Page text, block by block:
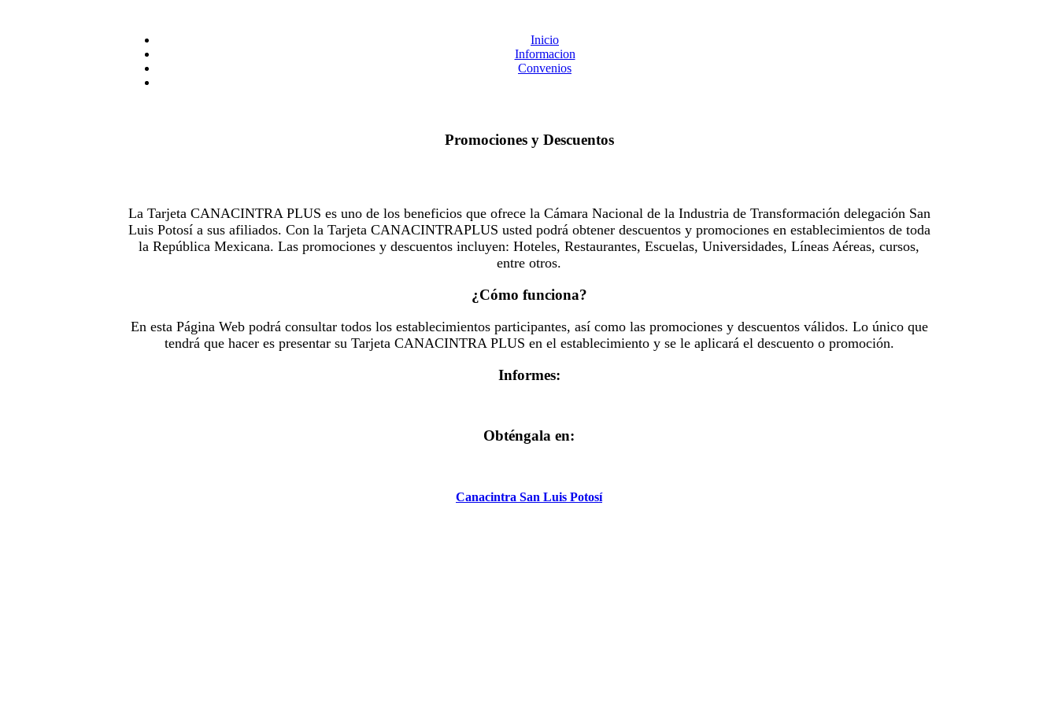
Inicio
Informacion
Convenios
Promociones y Descuentos
La Tarjeta CANACINTRA PLUS es uno de los beneficios que ofrece la Cámara Nacional de la Industria de Transformación delegación San
Luis Potosí a sus afiliados. Con la Tarjeta CANACINTRAPLUS usted podrá obtener descuentos y promociones en establecimientos de toda
la República Mexicana. Las promociones y descuentos incluyen: Hoteles, Restaurantes, Escuelas, Universidades, Líneas Aéreas, cursos,
entre otros.
¿Cómo funciona?
En esta Página Web podrá consultar todos los establecimientos participantes, así como las promociones y descuentos válidos. Lo único que
tendrá que hacer es presentar su Tarjeta CANACINTRA PLUS en el establecimiento y se le aplicará el descuento o promoción.
Informes:
Obténgala en:
Canacintra San Luis Potosí